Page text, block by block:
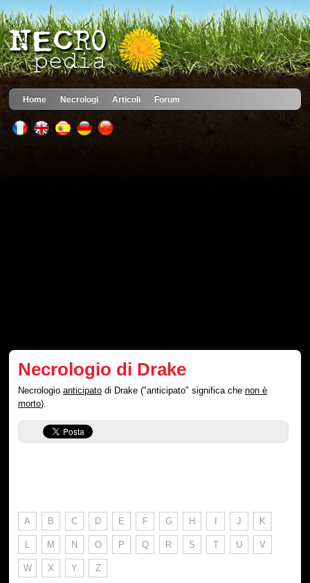
Home Necrologi Articoli Forum
Necrologio di Drake
Necrologioanticipato di Drake ("anticipato" significa chenon è
morto).
A B C D E F G H I J K
L M N O P Q R S T U V
W X Y Z